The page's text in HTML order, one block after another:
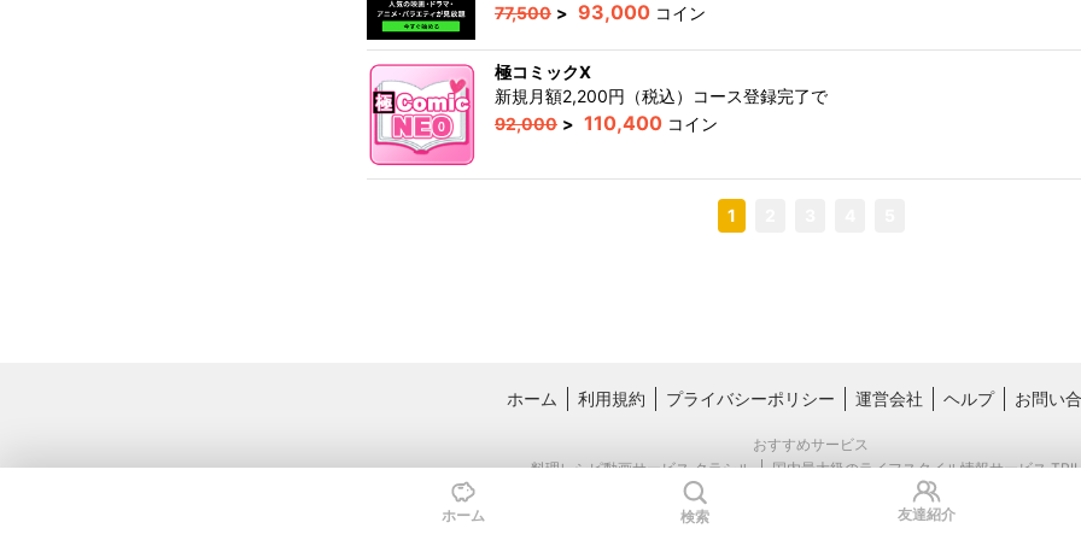
77,500 > 93,000 コイン
極コミックX
新規月額2,200円（税込）コース登録完了で
92,000 > 110,400 コイン
1
ホーム 利用規約 プライバシーポリシー 運営会社 ヘルプ お問い
おすすめサービス
料理レシピ動画サービス クラシル
国内最大級のライフスタイル情報サービス
Copyright © Kurashiru, inc.
ホーム 検索 友達紹介